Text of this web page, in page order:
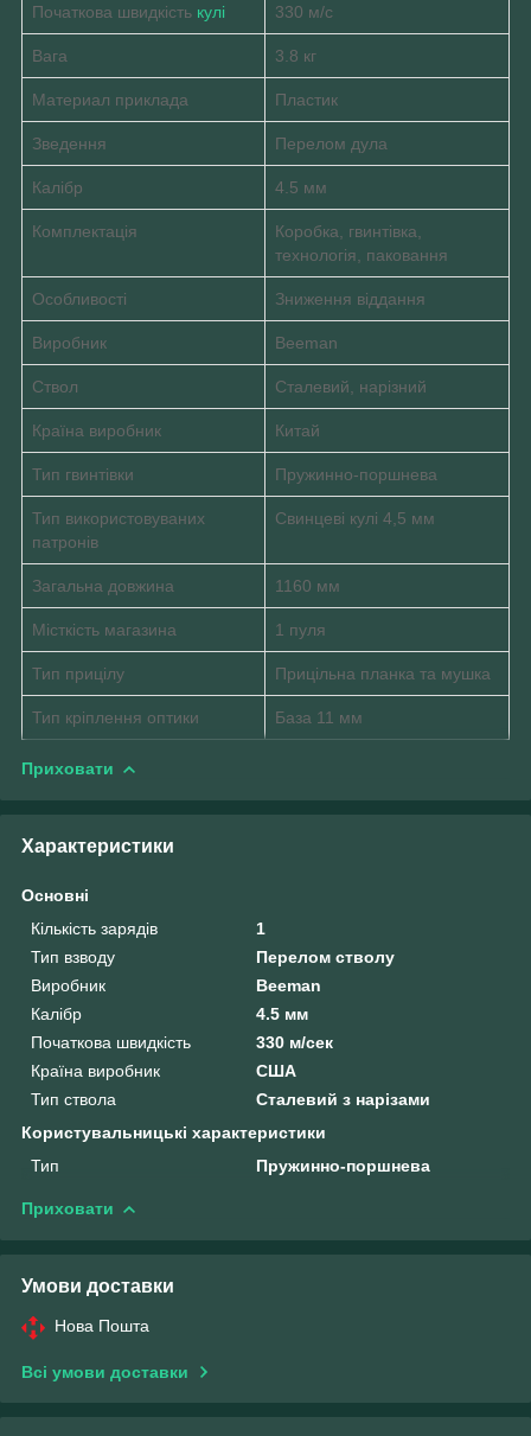
Початкова швидкість кулі 330 м/с
Вага 3.8 кг
Материал приклада Пластик
Зведення Перелом дула
Калібр 4.5 мм
Комплектація
Коробка, гвинтівка,
технологія, паковання
Особливості Зниження віддання
Виробник Beeman
Ствол Сталевий, нарізний
Країна виробник Китай
Тип гвинтівки Пружинно-поршнева
Тип використовуваних
патронів
Свинцеві кулі 4,5 мм
Загальна довжина 1160 мм
Місткість магазина 1 пуля
Тип прицілу Прицільна планка та мушка
Тип кріплення оптики База 11 мм
Приховати
Характеристики
Основні
Кількість зарядів
1
Тип взводу
Перелом стволу
Виробник
Beeman
Калібр
4.5 мм
Початкова швидкість
330 м/сек
Країна виробник
США
Тип ствола
Сталевий з нарізами
Користувальницькі характеристики
Тип
Пружинно-поршнева
Приховати
Умови доставки
Нова Пошта
Всі умови доставки